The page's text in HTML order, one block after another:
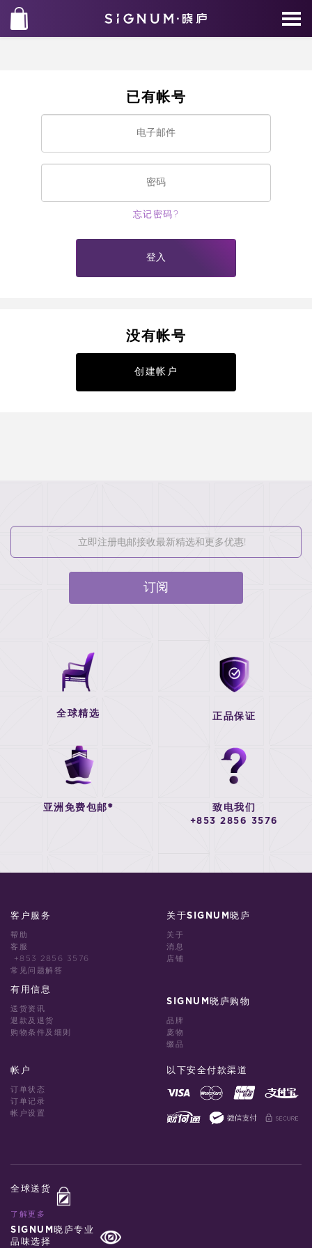
已有帐号
忘记密码?
登入
没有帐号
创建帐户
订阅
全球精选 正品保证
亚洲免费包邮* 致电我们
+853 2856 3576
客户服务
帮助
客服
+853 2856 3576
常见问题解答
有用信息
送货资讯
退款及退货
购物条件及细则
关于SIGNUM晓庐
关于
消息
店铺
SIGNUM晓庐购物
品牌
庞物
缀品
帐户
订单状态
订单记录
帐户设置
以下安全付款渠道
全球送货
了解更多
SIGNUM晓庐专业
品味选择